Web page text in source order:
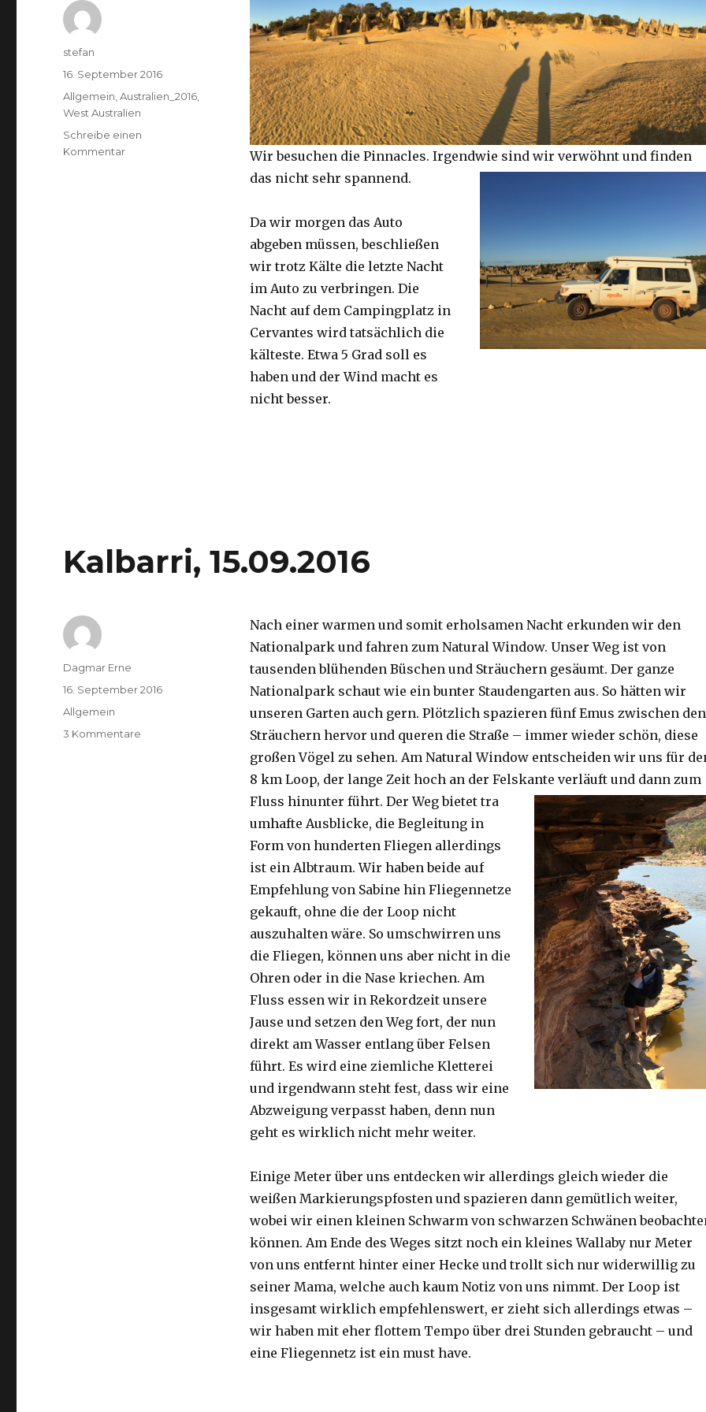
Wir besuchen die Pinnacles. Irgendwie sind wir verwöhnt und finden
das nicht sehr spannend.
Da wir morgen das Auto
abgeben müssen, beschließen
wir trotz Kälte die letzte Nacht
im Auto zu verbringen. Die
Nacht auf dem Campingplatz in
Cervantes wird tatsächlich die
kälteste. Etwa 5 Grad soll es
haben und der Wind macht es
nicht besser.
Autor
stefan
Veröffentlicht
am
16. September 2016
Kategorien
Allgemein,Australien_2016,
West Australien
Schreibe einen
Kommentarzu
Kalbarri, 15.09.2016
Nach einer warmen und somit erholsamen Nacht erkunden wir den
Nationalpark und fahren zum Natural Window. Unser Weg ist von
tausenden blühenden Büschen und Sträuchern gesäumt. Der ganze
Nationalpark schaut wie ein bunter Staudengarten aus. So hätten wir
unseren Garten auch gern. Plötzlich spazieren fünf Emus zwischen den
Sträuchern hervor und queren die Straße – immer wieder schön, diese
großen Vögel zu sehen. Am Natural Window entscheiden wir uns für
8 km Loop, der lange Zeit hoch an der Felskante verläuft und dann zum
Fluss hinunter führt. Der Weg bietet tra
umhafte Ausblicke, die Begleitung in
Form von hunderten Fliegen allerdings
ist ein Albtraum. Wir haben beide auf
Empfehlung von Sabine hin Fliegennetze
gekauft, ohne die der Loop nicht
auszuhalten wäre. So umschwirren uns
die Fliegen, können uns aber nicht in die
Ohren oder in die Nase kriechen. Am
Fluss essen wir in Rekordzeit unsere
Jause und setzen den Weg fort, der nun
direkt am Wasser entlang über Felsen
führt. Es wird eine ziemliche Kletterei
und irgendwann steht fest, dass wir eine
Abzweigung verpasst haben, denn nun
geht es wirklich nicht mehr weiter.
Einige Meter über uns entdecken wir allerdings gleich wieder die
weißen Markierungspfosten und spazieren dann gemütlich weiter,
wobei wir einen kleinen Schwarm von schwarzen Schwänen
können. Am Ende des Weges sitzt noch ein kleines Wallaby nur Meter
von uns entfernt hinter einer Hecke und trollt sich nur widerwillig zu
seiner Mama, welche auch kaum Notiz von uns nimmt. Der Loop ist
insgesamt wirklich empfehlenswert, er zieht sich allerdings etwas –
wir haben mit eher flottem Tempo über drei Stunden gebraucht – und
eine Fliegennetz ist ein must have.
Autor
Dagmar Erne
Veröffentlicht
am
16. September 2016
Kategorien
Allgemein
3 Kommentare